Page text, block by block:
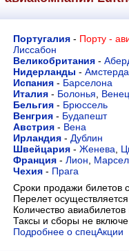
Португалия - Порту -
Лиссабон
Великобритания -
Нидерланды -
Испания - Барселона
Италия - Болонья
Бельгия - Брюссель
Венгрия - Будапешт
Австрия - Вена
Ирландия - Дублин
Швейцария - Женева
Франция - Лион
Чехия - Прага
Сроки продажи билетов
Перелет
Количество
Таксы и сборы не
Подробнее о спецАкции